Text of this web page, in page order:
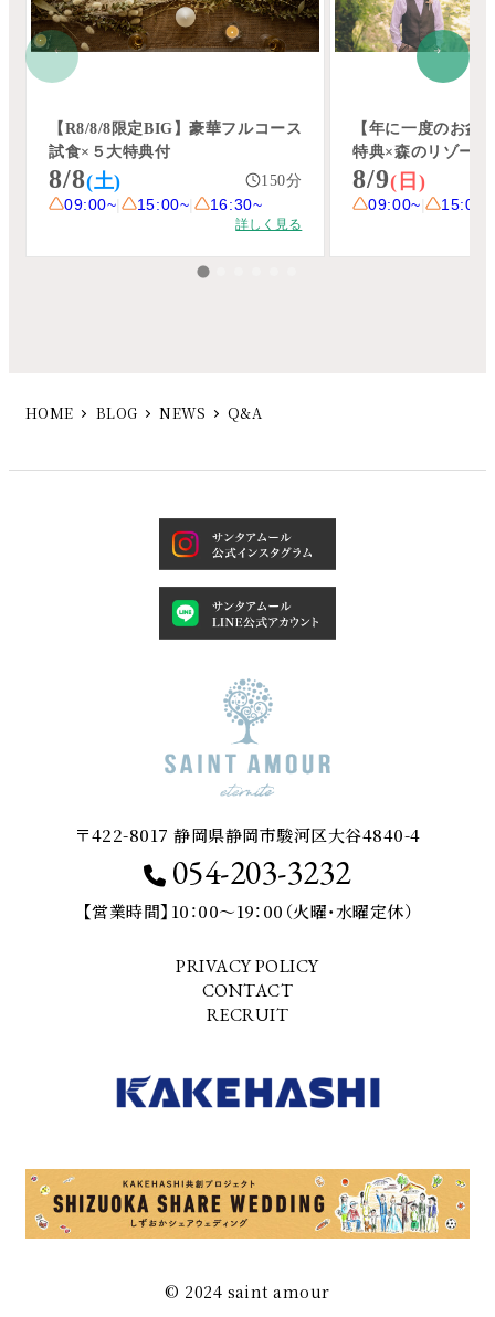
HOME BLOG NEWS Q&A
〒422-8017 静岡県静岡市駿河区大谷4840-4
054-203-3232
【営業時間】10：00～19：00（火曜・水曜定休）
PRIVACY POLICY
CONTACT
RECRUIT
© 2024 saint amour